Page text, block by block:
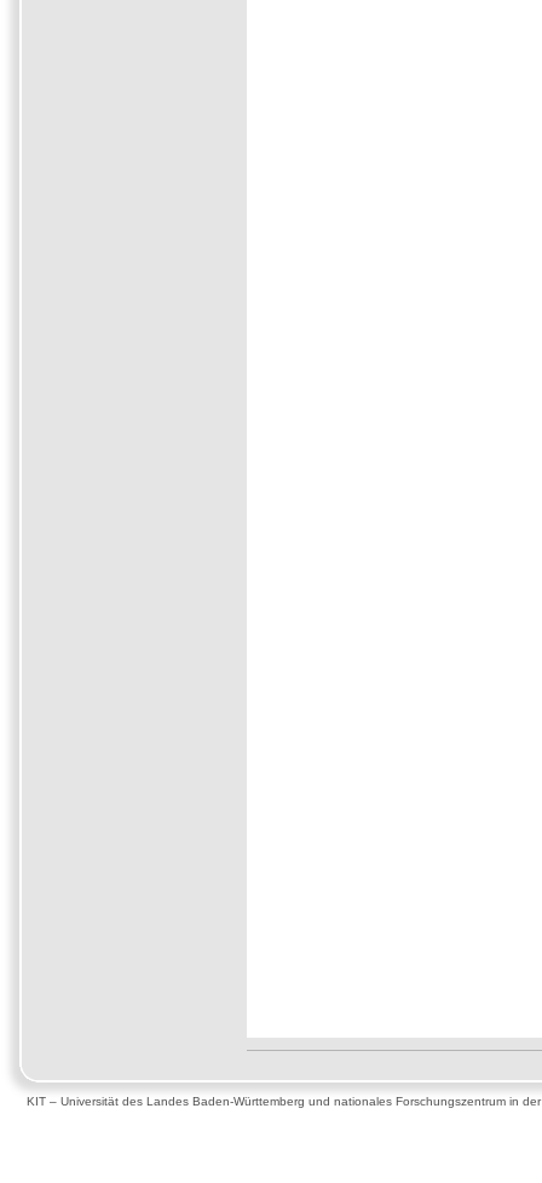
KIT – Universität des Landes Baden-Württemberg und nationales Forschungszentrum in